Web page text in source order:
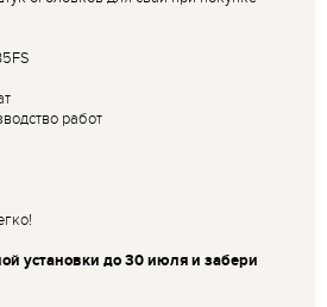
работ
установки до 30 июля и забери